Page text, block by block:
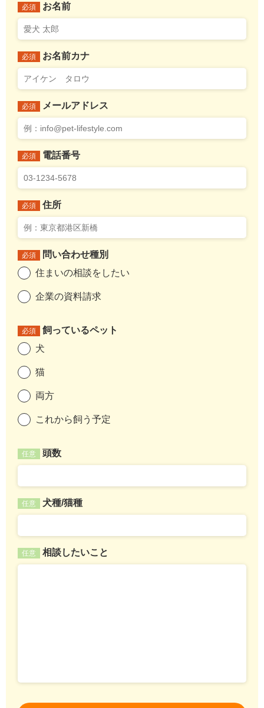
必須 お名前
必須 お名前カナ
必須 メールアドレス
必須 電話番号
必須 住所
必須
問い合わせ種別
住まいの相談をしたい
企業の資料請求
必須
飼っているペット
犬
猫
両方
これから飼う予定
任意 頭数
任意 犬種/猫種
任意 相談したいこと